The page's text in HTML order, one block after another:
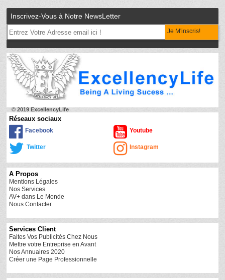
Inscrivez-Vous à Notre NewsLetter
Je M'inscris!
© 2019 ExcellencyLife
Réseaux sociaux
Facebook Youtube
Twitter Instagram
A Propos
Mentions Légales
Nos Services
AV+ dans Le Monde
Nous Contacter
Services Client
Faites Vos Publicités Chez Nous
Mettre votre Entreprise en Avant
Nos Annuaires 2020
Créer une Page Professionnelle